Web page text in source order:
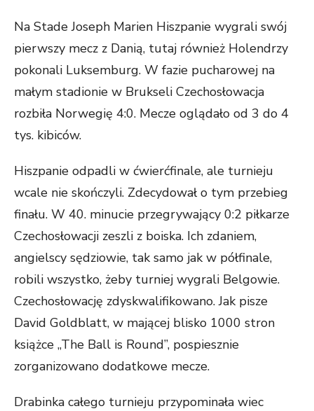
Na Stade Joseph Marien Hiszpanie wygrali swój
pierwszy mecz z Danią, tutaj również Holendrzy
pokonali Luksemburg. W fazie pucharowej na
małym stadionie w Brukseli Czechosłowacja
rozbiła Norwegię 4:0. Mecze oglądało od 3 do 4
tys. kibiców.
Hiszpanie odpadli w ćwierćfinale, ale turnieju
wcale nie skończyli. Zdecydował o tym przebieg
finału. W 40. minucie przegrywający 0:2 piłkarze
Czechosłowacji zeszli z boiska. Ich zdaniem,
angielscy sędziowie, tak samo jak w półfinale,
robili wszystko, żeby turniej wygrali Belgowie.
Czechosłowację zdyskwalifikowano. Jak pisze
David Goldblatt, w mającej blisko 1000 stron
książce „The Ball is Round”, pospiesznie
zorganizowano dodatkowe mecze.
Drabinka całego turnieju przypominała wiec